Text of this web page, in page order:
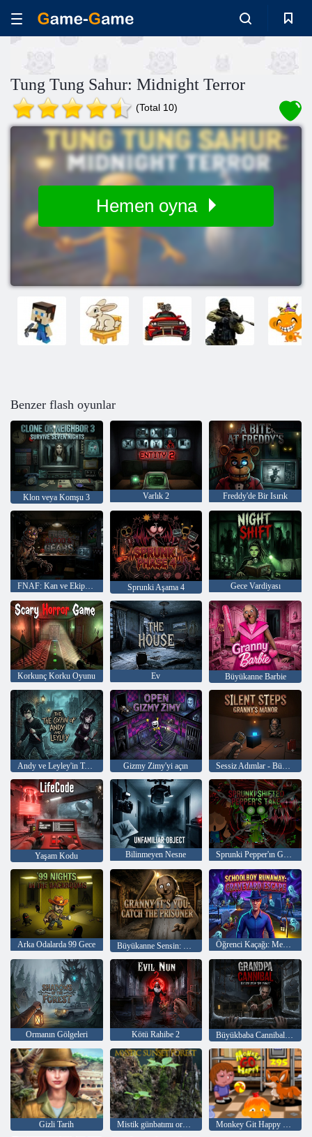
Tung Tung Sahur: Midnight Terror
(Total 10)
Hemen oyna
Benzer flash oyunlar
Klon veya Komşu 3 Varlık 2 Freddy'de Bir Isırık
FNAF: Kan ve Ekipman Sprunki Aşama 4 Gece Vardiyası
Korkunç Korku Oyunu Ev Büyükanne Barbie
Andy ve Leyley'in Tabutu Gizmy Zimy'yi açın Sessiz Adımlar - Büyükannenin Malikanesi
Yaşam Kodu Bilinmeyen Nesne Sprunki Pepper'ın Görüşünü Değiştirdi
Arka Odalarda 99 Gece Öğrenci Kaçağı: Mezarlıktan Kaçış
Ormanın Gölgeleri Kötü Rahibe 2 Büyükbaba Cannibal: Manyaktan Kaçış
Gizli Tarih Mistik günbatımı ormanı Monkey Git Happy Stage 295